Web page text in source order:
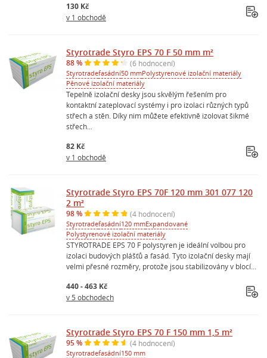
130 Kč
v 1 obchodě
Styrotrade Styro EPS 70 F 50 mm m²
88 % (6 hodnocení)
Styrotradefasádní50 mmPolystyrenové izolační materiály
Pěnové izolační materiály
Tepelně izolační desky jsou skvělým řešením pro
kontaktní zateplovací systémy i pro izolaci různých typů
střech a stěn. Díky nim můžete efektivně izolovat šikmé
střech...
82 Kč
v 1 obchodě
Styrotrade Styro EPS 70F 120 mm 301 077 120
2 m²
98 % (4 hodnocení)
Styrotradefasádní120 mmExpandované
Polystyrenové izolační materiály
STYROTRADE EPS 70 F polystyren je ideální volbou pro
izolaci budových plášťů a fasád. Tyto izolační desky mají
velmi přesné rozměry, protože jsou stabilizovány v blocí...
440 - 463 Kč
v 5 obchodech
Styrotrade Styro EPS 70 F 150 mm 1,5 m²
95 % (4 hodnocení)
Styrotradefasádní150 mm